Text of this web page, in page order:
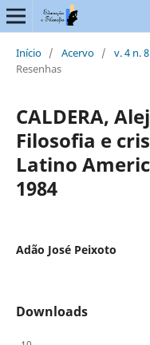
Início / Acervo / v. 4 n.
Resenhas
CALDERA,
Filosofia e
Latino
1984
Adão José Peixoto
Downloads